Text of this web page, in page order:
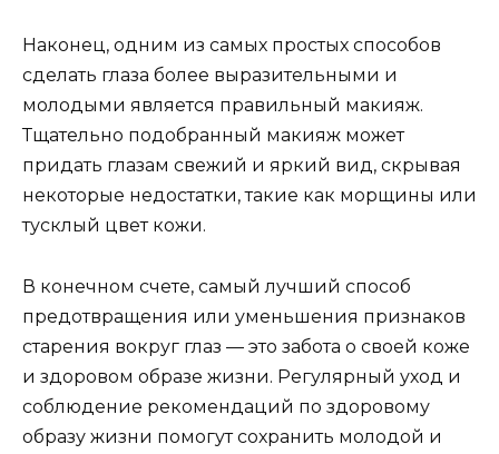
Наконец, одним из самых простых способов
сделать глаза более выразительными и
молодыми является правильный макияж.
Тщательно подобранный макияж может
придать глазам свежий и яркий вид, скрывая
некоторые недостатки, такие как морщины или
тусклый цвет кожи.
В конечном счете, самый лучший способ
предотвращения или уменьшения признаков
старения вокруг глаз — это забота о своей коже
и здоровом образе жизни. Регулярный уход и
соблюдение рекомендаций по здоровому
образу жизни помогут сохранить молодой и